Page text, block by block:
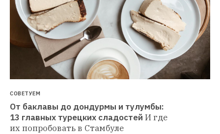
СОВЕТУЕМ
От баклавы до дондурмы и тулумбы:
13 главных турецких сладостей И где
их попробовать в Стамбуле